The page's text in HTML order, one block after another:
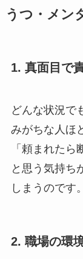
うつ・メン
1. 真面目で
どんな状況で
みがちな人ほ
「頼まれたら
と思う気持ち
しまうのです。
2. 職場の環